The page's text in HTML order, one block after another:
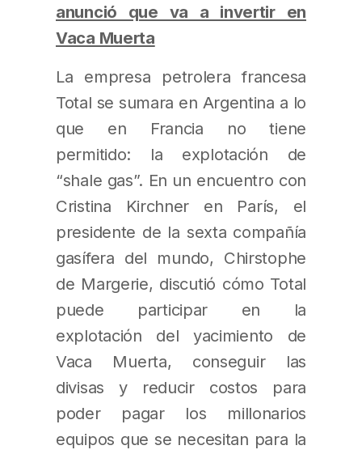
anunció que va a invertir en
Vaca Muerta
La empresa petrolera francesa
Total se sumara en Argentina a lo
que en Francia no tiene
permitido: la explotación de
“shale gas”. En un encuentro con
Cristina Kirchner en París, el
presidente de la sexta compañía
gasífera del mundo, Chirstophe
de Margerie, discutió cómo Total
puede participar en la
explotación del yacimiento de
Vaca Muerta, conseguir las
divisas y reducir costos para
poder pagar los millonarios
equipos que se necesitan para la